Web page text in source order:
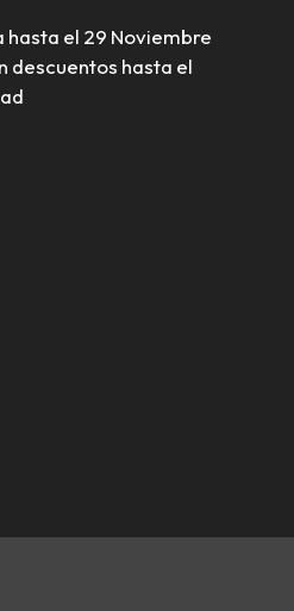
hasta el 29 Noviembre
descuentos hasta el